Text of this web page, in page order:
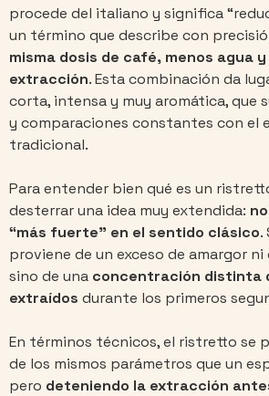
procede del italiano y significa
un término que describe con
misma dosis de café, menos agua
extracción. Esta combinación da
corta, intensa y muy aromática, que
y comparaciones constantes con el
tradicional.
Para entender bien qué es un
desterrar una idea muy extendida:
“más fuerte” en el sentido clásico.
proviene de un exceso de amargor
sino de una concentración distinta
extraídos durante los primeros
En términos técnicos, el ristretto se
de los mismos parámetros que un
pero deteniendo la extracción